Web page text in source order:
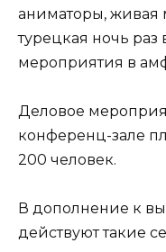
аниматоры, живая
турецкая ночь
мероприятия в
Деловое
конференц-зале
200 человек.
В дополнение к
действуют такие